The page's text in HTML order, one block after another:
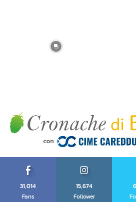
31,014
Fans
15,674
Follower